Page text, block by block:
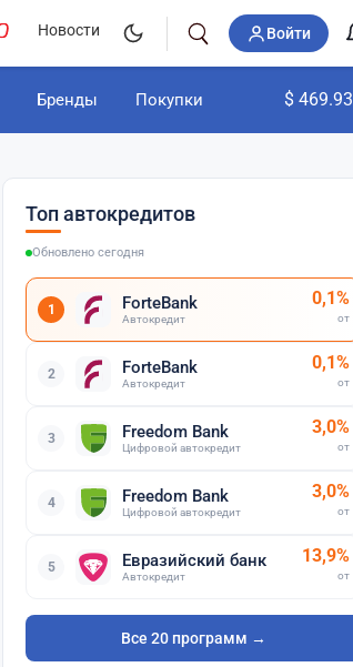
Новости Войти
Бренды Покупки $ 469.93
Топ автокредитов
Обновлено сегодня
1 ForteBank
Автокредит
0,1%
от
2 ForteBank
Автокредит
0,1%
от
3 Freedom Bank
Цифровой автокредит
3,0%
от
4 Freedom Bank
Цифровой автокредит
3,0%
от
5 Евразийский банк
Автокредит
13,9%
от
Все 20 программ →